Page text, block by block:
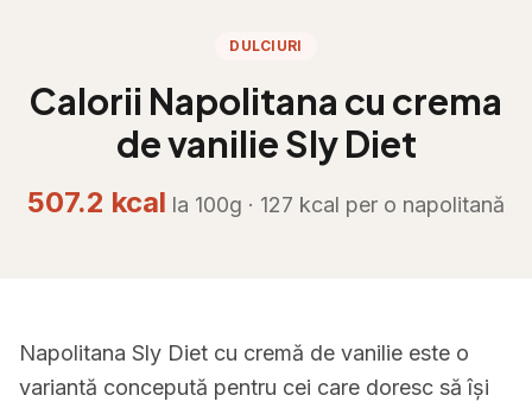
DULCIURI
Calorii Napolitana cu crema
de vanilie Sly Diet
507.2 kcal la 100g · 127 kcal per o napolitană
Napolitana Sly Diet cu cremă de vanilie este o
variantă concepută pentru cei care doresc să își